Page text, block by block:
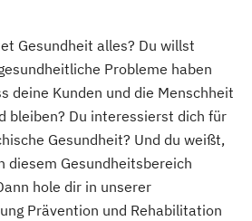
Gesundheit alles? Du willst
Probleme haben
deine Kunden und die Menschheit
bleiben? Du interessierst dich für
Gesundheit? Und du weißt,
diesem Gesundheitsbereich
hole dir in unserer
Prävention und Rehabilitation